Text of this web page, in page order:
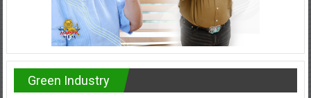
Green Industry